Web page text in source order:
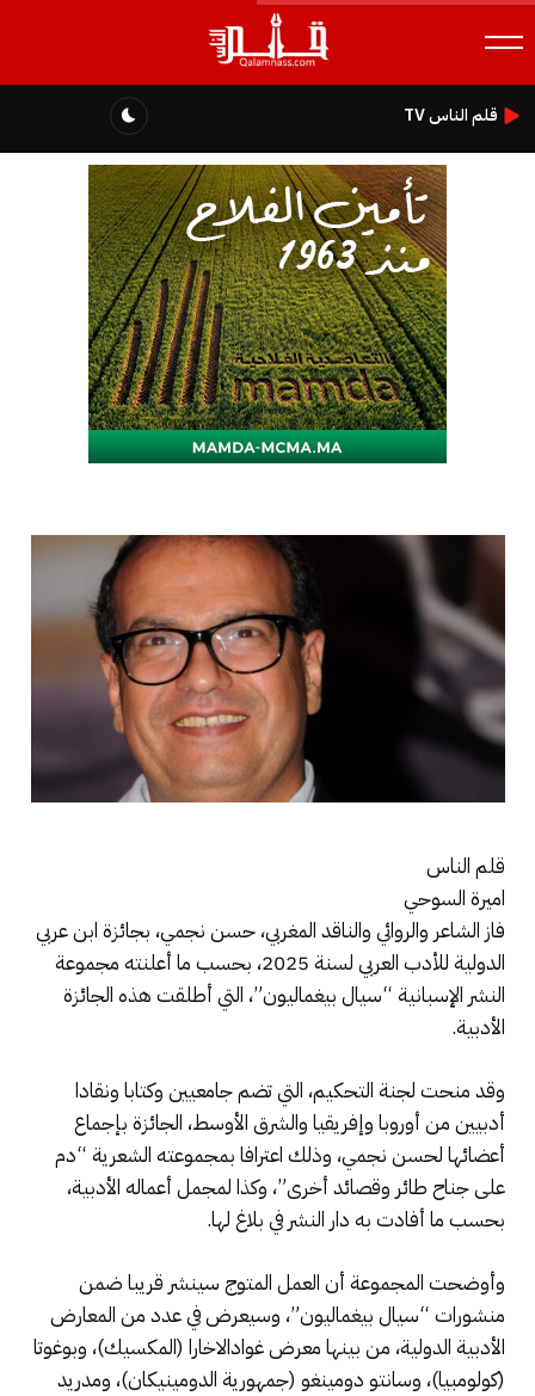
قلم الناس TV
قلم الناس
اميرة السوحي
فاز الشاعر والروائي والناقد المغربي، حسن نجمي، بجائزة ابن عربي
الدولية للأدب العربي لسنة 2025، بحسب ما أعلنته مجموعة
النشر الإسبانية “سيال بيغماليون”، التي أطلقت هذه الجائزة
الأدبية.
وقد منحت لجنة التحكيم، التي تضم جامعيين وكتابا ونقادا
أدبيين من أوروبا وإفريقيا والشرق الأوسط، الجائزة بإجماع
أعضائها لحسن نجمي، وذلك اعترافا بمجموعته الشعرية “دم
على جناح طائر وقصائد أخرى”، وكذا لمجمل أعماله الأدبية،
بحسب ما أفادت به دار النشر في بلاغ لها.
وأوضحت المجموعة أن العمل المتوج سينشر قريبا ضمن
منشورات “سيال بيغماليون”، وسيعرض في عدد من المعارض
الأدبية الدولية، من بينها معرض غوادالاخارا (المكسيك)، وبوغوتا
(كولومبيا)، وسانتو دومينغو (جمهورية الدومينيكان)، ومدريد